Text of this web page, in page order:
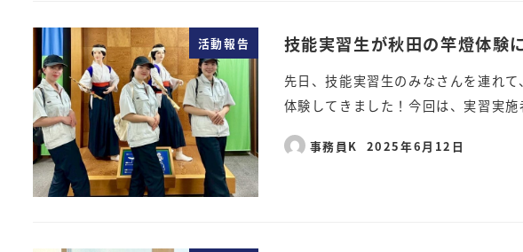
活動報告 技能実習生が秋田の竿燈体験
先日、技能実習生のみなさんを連れ
体験してきました！今回は、実習実
事務員K 2025年6月12日